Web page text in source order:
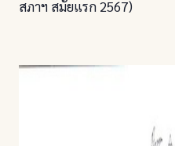
สภาฯ สมัยแรก 2567)